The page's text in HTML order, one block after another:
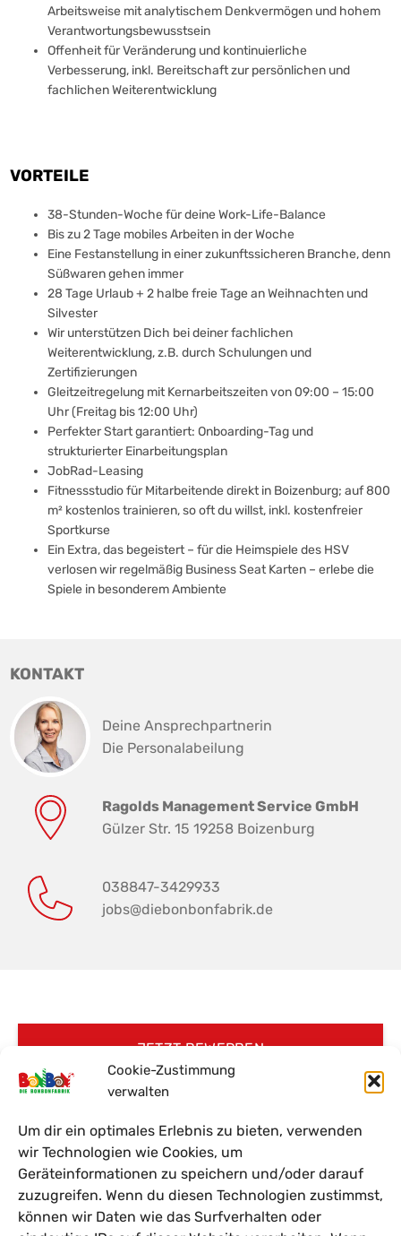
Cookie-Zustimmung
verwalten
Um dir ein optimales Erlebnis zu bieten, verwenden
wir Technologien wie Cookies, um
Geräteinformationen zu speichern und/oder darauf
zuzugreifen. Wenn du diesen Technologien zustimmst,
können wir Daten wie das Surfverhalten oder
Arbeitsweise mit analytischem Denkvermögen und hohem
Verantwortungsbewusstsein
Offenheit für Veränderung und kontinuierliche
Verbesserung, inkl. Bereitschaft zur persönlichen und
fachlichen Weiterentwicklung
VORTEILE
38-Stunden-Woche für deine Work-Life-Balance
Bis zu 2 Tage mobiles Arbeiten in der Woche
Eine Festanstellung in einer zukunftssicheren Branche, denn
Süßwaren gehen immer
28 Tage Urlaub + 2 halbe freie Tage an Weihnachten und
Silvester
Wir unterstützen Dich bei deiner fachlichen
Weiterentwicklung, z.B. durch Schulungen und
Zertifizierungen
Gleitzeitregelung mit Kernarbeitszeiten von 09:00 – 15:00
Uhr (Freitag bis 12:00 Uhr)
Perfekter Start garantiert: Onboarding-Tag und
strukturierter Einarbeitungsplan
JobRad-Leasing
Fitnessstudio für Mitarbeitende direkt in Boizenburg; auf 800
m² kostenlos trainieren, so oft du willst, inkl. kostenfreier
Sportkurse
Ein Extra, das begeistert – für die Heimspiele des HSV
verlosen wir regelmäßig Business Seat Karten – erlebe die
Spiele in besonderem Ambiente
KONTAKT
Deine Ansprechpartnerin
Die Personalabeilung
Ragolds Management Service GmbH
Gülzer Str. 15 19258 Boizenburg
038847-3429933
jobs@diebonbonfabrik.de
JETZT BEWERBEN
Impressum